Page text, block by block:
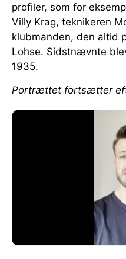
profiler, som for
Villy Krag, teknikeren
klubmanden, den altid
Lohse. Sidstnævnte
1935.
Portrættet fortsætter